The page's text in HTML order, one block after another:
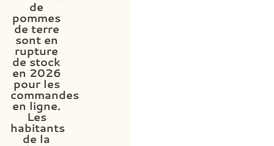
de
pommes
de terre
sont en
rupture
de stock
en 2026
pour les
commandes
en ligne.
Les
habitants
de la